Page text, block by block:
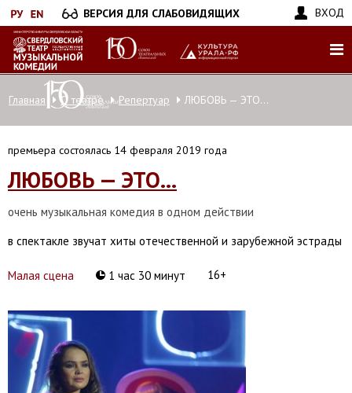
Перейти
к
основному
содержанию
ВЕРСИЯ ДЛЯ СЛАБОВИДЯЩИХ ВХОД
Главная О театре Репертуар ЛЮБОВЬ — ЭТО...
премьера состоялась 14 февраля 2019 года
ЛЮБОВЬ — ЭТО...
очень музыкальная комедия в одном действии
в спектакле звучат хиты отечественной и зарубежной эстрады
Малая сцена 1 час 30 минут 16+